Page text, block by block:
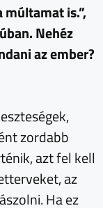
múltamat is.”,
Nehéz
az ember?
zordabb
azt fel kell
az
Ha ez